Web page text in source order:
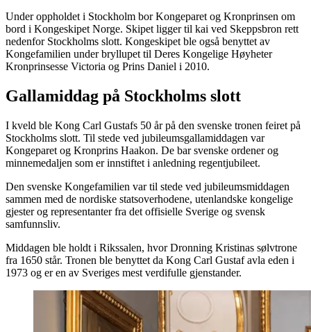
Under oppholdet i Stockholm bor Kongeparet og Kronprinsen om
bord i Kongeskipet Norge. Skipet ligger til kai ved Skeppsbron rett
nedenfor Stockholms slott. Kongeskipet ble også benyttet av
Kongefamilien under bryllupet til Deres Kongelige Høyheter
Kronprinsesse Victoria og Prins Daniel i 2010.
Gallamiddag på Stockholms slott
I kveld ble Kong Carl Gustafs 50 år på den svenske tronen feiret på
Stockholms slott. Til stede ved jubileumsgallamiddagen var
Kongeparet og Kronprins Haakon. De bar svenske ordener og
minnemedaljen som er innstiftet i anledning regentjubileet.
Den svenske Kongefamilien var til stede ved jubileumsmiddagen
sammen med de nordiske statsoverhodene, utenlandske kongelige
gjester og representanter fra det offisielle Sverige og svensk
samfunnsliv.
Middagen ble holdt i Rikssalen, hvor Dronning Kristinas sølvtrone
fra 1650 står. Tronen ble benyttet da Kong Carl Gustaf avla eden i
1973 og er en av Sveriges mest verdifulle gjenstander.